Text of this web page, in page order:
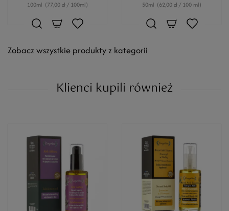
100ml (77,00 zł / 100ml) 50ml (62,00 zł / 100 ml)
Zobacz wszystkie produkty z kategorii
Klienci kupili również